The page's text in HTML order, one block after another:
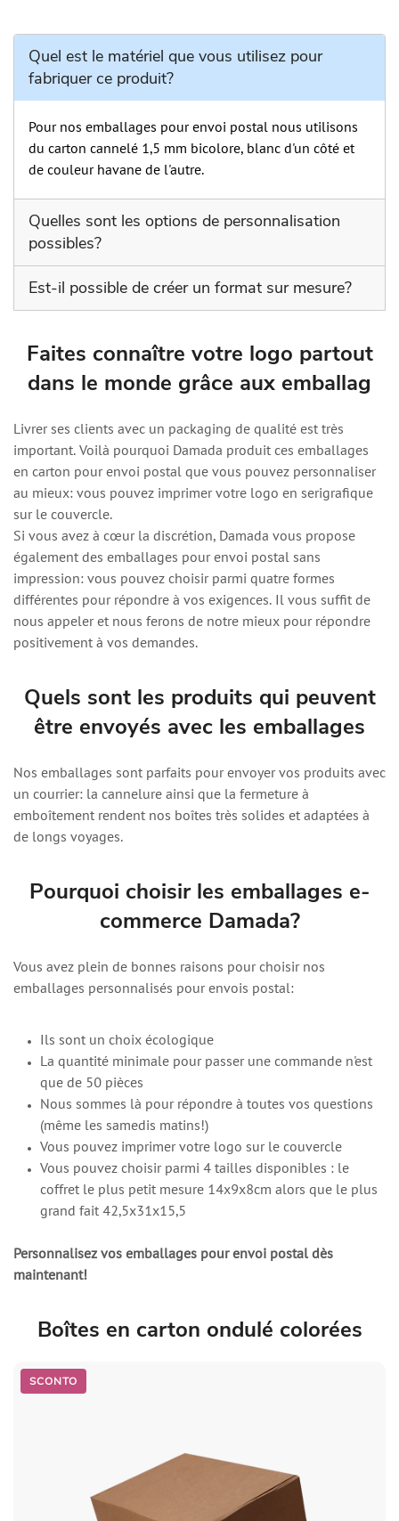
Quel est le matériel que vous utilisez pour
fabriquer ce produit?
Pour nos emballages pour envoi postal nous utilisons
du carton cannelé 1,5 mm bicolore, blanc d'un côté et
de couleur havane de l'autre.
Quelles sont les options de personnalisation
possibles?
serigrafique sur un espace prédéfini d’un côté.
Est-il possible de créer un format sur mesure?
courrier électronique en indiquant le format qu'il vous
faut. Néanmoins, pour ce type de personnalisation, la
quantité minimale est de 100 pièces.
Faites connaître votre logo partout
dans le monde grâce aux emballag
Livrer ses clients avec un packaging de qualité est très
important. Voilà pourquoi Damada produit ces emballages
en carton pour envoi postal que vous pouvez personnaliser
au mieux: vous pouvez imprimer votre logo en serigrafique
sur le couvercle.
Si vous avez à cœur la discrétion, Damada vous propose
également des emballages pour envoi postal sans
impression: vous pouvez choisir parmi quatre formes
différentes pour répondre à vos exigences. Il vous suffit de
nous appeler et nous ferons de notre mieux pour répondre
positivement à vos demandes.
Quels sont les produits qui peuvent
être envoyés avec les emballages
Nos emballages sont parfaits pour envoyer vos produits avec
un courrier: la cannelure ainsi que la fermeture à
emboîtement rendent nos boîtes très solides et adaptées à
de longs voyages.
Pourquoi choisir les emballages e-
commerce Damada?
Vous avez plein de bonnes raisons pour choisir nos
emballages personnalisés pour envois postal:
Ils sont un choix écologique
La quantité minimale pour passer une commande n'est
que de 50 pièces
Nous sommes là pour répondre à toutes vos questions
(même les samedis matins!)
Vous pouvez imprimer votre logo sur le couvercle
Vous pouvez choisir parmi 4 tailles disponibles : le
coffret le plus petit mesure 14x9x8cm alors que le plus
grand fait 42,5x31x15,5
Personnalisez vos emballages pour envoi postal dès
maintenant!
Boîtes en carton ondulé colorées
SCONTO